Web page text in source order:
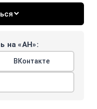
на «АН»:
ВКонтакте